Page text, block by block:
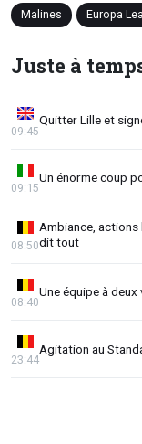
Malines Europa
Juste à
Quitter Lille et
09:45
Un énorme coup
09:15
Ambiance,
dit tout
08:50
Une équipe à
08:40
Agitation au
23:44